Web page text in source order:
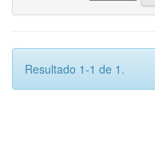
Resultado 1-1 de 1.